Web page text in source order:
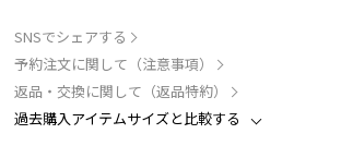
SNSでシェアする
予約注文に関して（注意事項）
返品・交換に関して（返品特約）
過去購入アイテムサイズと比較する